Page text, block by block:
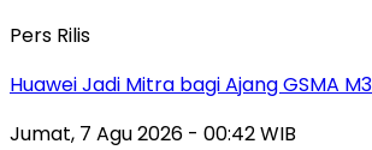
Pers Rilis
Huawei Jadi Mitra bagi Ajang GSMA
Jumat, 7 Agu 2026 - 00:42 WIB